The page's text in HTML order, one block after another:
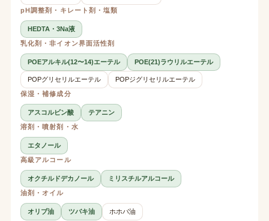
pH調整剤・キレート剤・塩類
HEDTA・3Na液
乳化剤・非イオン界面活性剤
POEアルキル(12〜14)エーテル POE(21)ラウリルエーテル
POPグリセリルエーテル
POPジグリセリルエーテル
保湿・補修成分
アスコルビン酸
テアニン
溶剤・噴射剤・水
エタノール
高級アルコール
オクチルドデカノール
ミリスチルアルコール
油剤・オイル
オリブ油 ツバキ油
ホホバ油